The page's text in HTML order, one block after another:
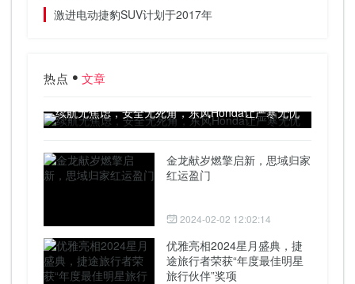
激进电动捷豹SUV计划于2017年
热点 文章
续航无焦虑，安全无死角，东风Honda让严寒无忧
金龙献岁燃擎启新，思域归家
红运盈门
2024-02-02 12:02:14
优雅亮相2024星月盛典，捷
途旅行者荣获“年度最佳明星
旅行伙伴”奖项